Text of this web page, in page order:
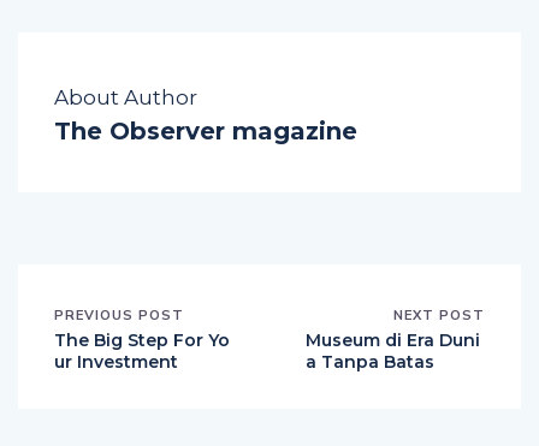
About Author
The Observer magazine
PREVIOUS POST
The Big Step For Yo
ur Investment
NEXT POST
Museum di Era Duni
a Tanpa Batas